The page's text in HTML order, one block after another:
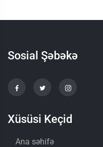
Sosial Şəbəkə
Xüsüsi Keçid
Ana səhifə